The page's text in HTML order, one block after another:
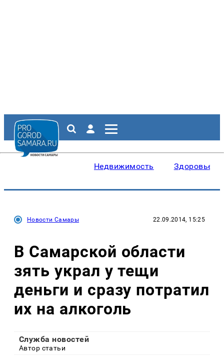
Недвижимость Здоровье
Новости Самары 22.09.2014, 15:25
В Самарской области
зять украл у тещи
деньги и сразу потратил
их на алкоголь
Служба новостей
Автор статьи